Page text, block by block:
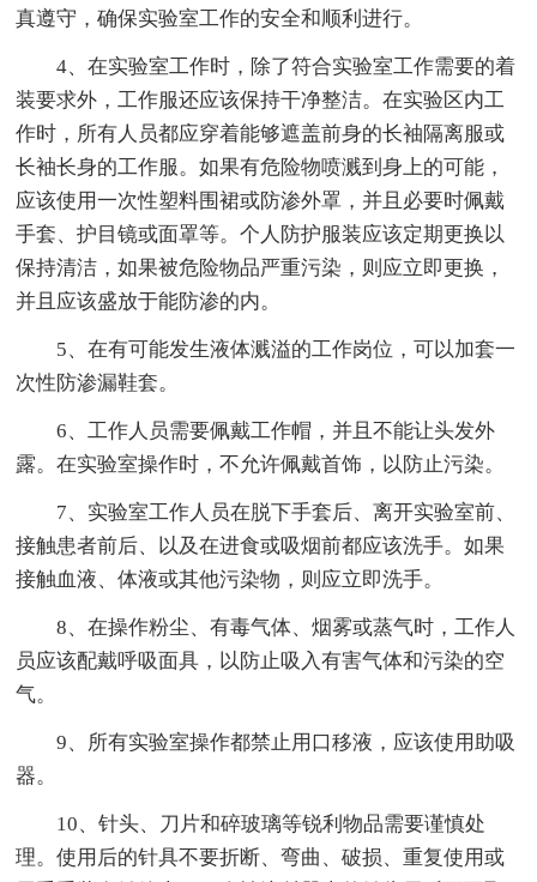
真遵守，确保实验室工作的安全和顺利进行。
4、在实验室工作时，除了符合实验室工作需要的着
装要求外，工作服还应该保持干净整洁。在实验区内工
作时，所有人员都应穿着能够遮盖前身的长袖隔离服或
长袖长身的工作服。如果有危险物喷溅到身上的可能，
应该使用一次性塑料围裙或防渗外罩，并且必要时佩戴
手套、护目镜或面罩等。个人防护服装应该定期更换以
保持清洁，如果被危险物品严重污染，则应立即更换，
并且应该盛放于能防渗的内。
5、在有可能发生液体溅溢的工作岗位，可以加套一
次性防渗漏鞋套。
6、工作人员需要佩戴工作帽，并且不能让头发外
露。在实验室操作时，不允许佩戴首饰，以防止污染。
7、实验室工作人员在脱下手套后、离开实验室前、
接触患者前后、以及在进食或吸烟前都应该洗手。如果
接触血液、体液或其他污染物，则应立即洗手。
8、在操作粉尘、有毒气体、烟雾或蒸气时，工作人
员应该配戴呼吸面具，以防止吸入有害气体和污染的空
气。
9、所有实验室操作都禁止用口移液，应该使用助吸
器。
10、针头、刀片和碎玻璃等锐利物品需要谨慎处
理。使用后的针具不要折断、弯曲、破损、重复使用或